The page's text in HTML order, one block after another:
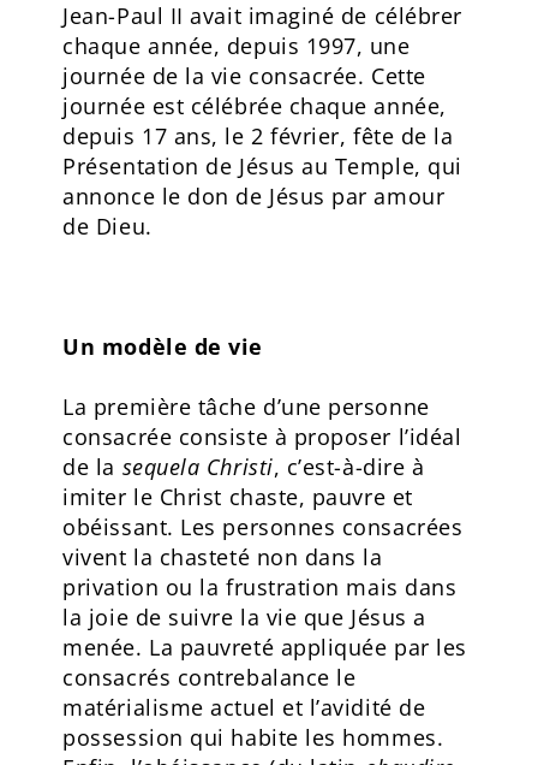
Jean-Paul II avait imaginé de célébrer
chaque année, depuis 1997, une
journée de la vie consacrée. Cette
journée est célébrée chaque année,
depuis 17 ans, le 2 février, fête de la
Présentation de Jésus au Temple, qui
annonce le don de Jésus par amour
de Dieu.
Un modèle de vie
La première tâche d’une personne
consacrée consiste à proposer l’idéal
de la sequela Christi, c’est-à-dire à
imiter le Christ chaste, pauvre et
obéissant. Les personnes consacrées
vivent la chasteté non dans la
privation ou la frustration mais dans
la joie de suivre la vie que Jésus a
menée. La pauvreté appliquée par les
consacrés contrebalance le
matérialisme actuel et l’avidité de
possession qui habite les hommes.